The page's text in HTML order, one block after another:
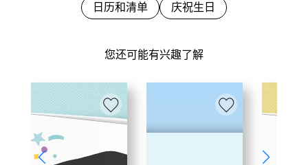
您还可能有兴趣了解
日历和清单 庆祝生日